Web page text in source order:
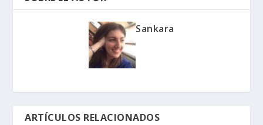
Sankara
ARTÍCULOS RELACIONADOS